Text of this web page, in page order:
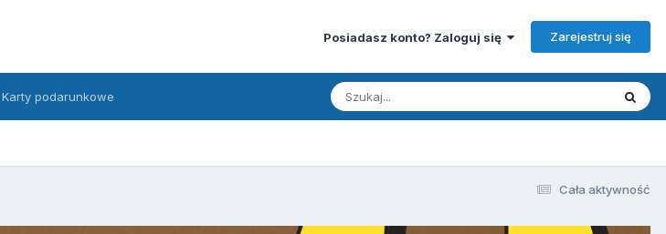
Posiadasz konto? Zaloguj się Zarejestruj się
Karty podarunkowe
Cała aktywność